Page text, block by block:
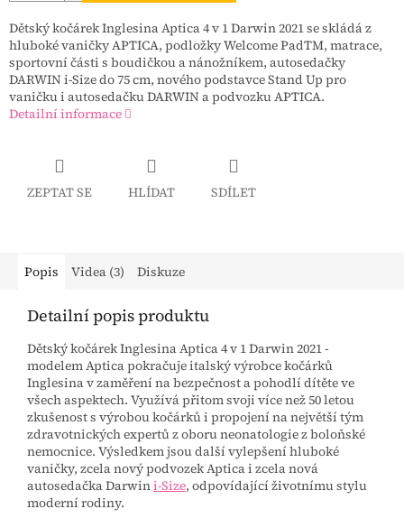
Dětský kočárek Inglesina Aptica 4 v 1 Darwin 2021 se skládá z
hluboké vaničky APTICA, podložky Welcome PadTM, matrace,
sportovní části s boudičkou a nánožníkem, autosedačky
DARWIN i-Size do 75 cm, nového podstavce Stand Up pro
vaničku i autosedačku DARWIN a podvozku APTICA.
Detailní informace
ZEPTAT SE HLÍDAT SDÍLET
Popis Videa (3) Diskuze
Detailní popis produktu
Dětský kočárek Inglesina Aptica 4 v 1 Darwin 2021 -
modelem Aptica pokračuje italský výrobce kočárků
Inglesina v zaměření na bezpečnost a pohodlí dítěte ve
všech aspektech. Využívá přitom svoji více než 50 letou
zkušenost s výrobou kočárků i propojení na největší tým
zdravotnických expertů z oboru neonatologie z boloňské
nemocnice. Výsledkem jsou další vylepšení hluboké
vaničky, zcela nový podvozek Aptica i zcela nová
autosedačka Darwini-Size, odpovídající životnímu stylu
moderní rodiny.